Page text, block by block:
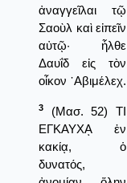
ἀναγγεῖλαι τῷ
Σαοὺλ καὶ εἰπεῖν
αὐτῷ· ἦλθε
Δαυΐδ εἰς τὸν
οἶκον ᾿Αβιμέλεχ.
3
(Μασ. 52) ΤΙ
ΕΓΚΑΥΧᾼ ἐν
κακίᾳ, ὁ
δυνατός,